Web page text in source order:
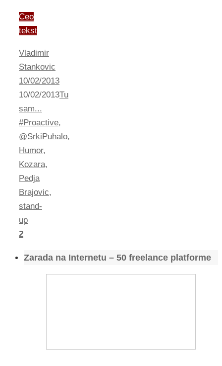
Ceo
tekst
Vladimir
Stankovic
10/02/2013
10/02/2013Tu
sam...
#Proactive,
@SrkiPuhalo,
Humor,
Kozara,
Pedja
Brajovic,
stand-
up
2
Zarada na Internetu – 50 freelance platforme